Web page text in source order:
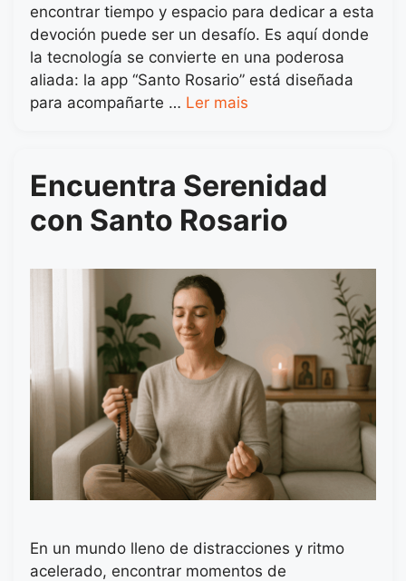
encontrar tiempo y espacio para dedicar a esta
devoción puede ser un desafío. Es aquí donde
la tecnología se convierte en una poderosa
aliada: la app “Santo Rosario” está diseñada
para acompañarte … Ler mais
Encuentra Serenidad
con Santo Rosario
En un mundo lleno de distracciones y ritmo
acelerado, encontrar momentos de